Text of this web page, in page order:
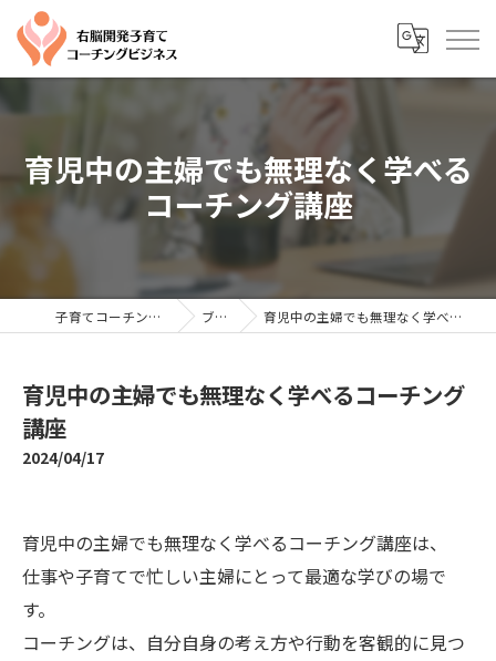
育児中の主婦でも無理なく学べる
コーチング講座
子育てコーチングならYTC ブログ 育児中の主婦でも無理なく学べるコーチング講座
育児中の主婦でも無理なく学べるコーチング
講座
2024/04/17
育児中の主婦でも無理なく学べるコーチング講座は、
仕事や子育てで忙しい主婦にとって最適な学びの場で
す。
コーチングは、自分自身の考え方や行動を客観的に見つ